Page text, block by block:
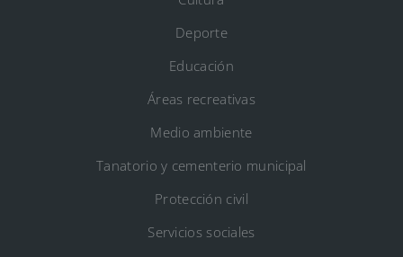
Deporte
Educación
Áreas recreativas
Medio ambiente
Tanatorio y cementerio municipal
Protección civil
Servicios sociales